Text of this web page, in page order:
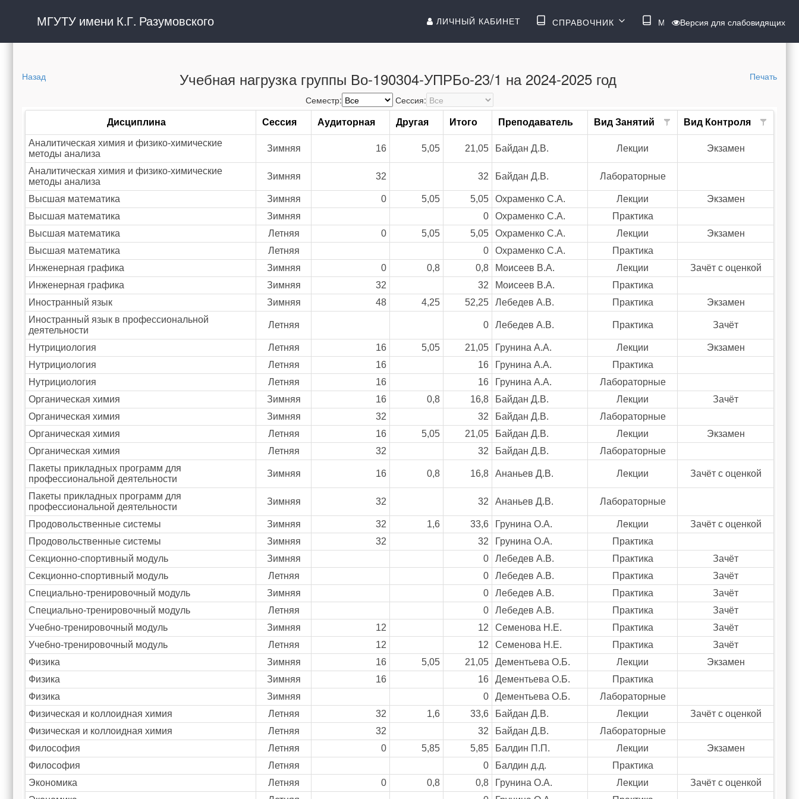
МГУТУ имени К.Г. Разумовского ЛИЧНЫЙ КАБИНЕТ СПРАВОЧНИК МЕНЮ ВОЙТИ
Версия для слабовидящих
Назад Учебная нагрузка группы Во-190304-УПРБо-23/1 на 2024-2025 год
Печать
Семестр:
Сессия:
Дисциплина Сессия Аудиторная Другая Итого Преподаватель Вид Занятий Вид Контроля
Аналитическая химия и физико-химические
методы анализа
Зимняя 16 5,05 21,05 Байдан Д.В. Лекции Экзамен
Аналитическая химия и физико-химические
методы анализа
Зимняя 32 32 Байдан Д.В. Лабораторные
Высшая математика Зимняя 0 5,05 5,05 Охраменко С.А. Лекции
Экзамен
Высшая математика
Зимняя 0 Охраменко С.А.
Практика
Высшая математика
Летняя 0 5,05 5,05 Охраменко С.А. Лекции
Экзамен
Высшая математика
Летняя 0 Охраменко С.А.
Практика
Инженерная графика
Зимняя 0 0,8 0,8 Моисеев В.А. Лекции
Зачёт с оценкой
Инженерная графика
Зимняя 32 32 Моисеев В.А.
Практика
Иностранный язык
Зимняя 48 4,25 52,25 Лебедев А.В. Практика
Экзамен
Иностранный язык в профессиональной
деятельности
Летняя 0 Лебедев А.В. Практика Зачёт
Нутрициология Летняя 16 5,05 21,05 Грунина А.А. Лекции
Экзамен
Нутрициология
Летняя 16 16 Грунина А.А.
Практика
Нутрициология
Летняя 16 16 Грунина А.А.
Лабораторные
Органическая химия
Зимняя 16 0,8 16,8 Байдан Д.В. Лекции
Зачёт
Органическая химия
Зимняя 32 32 Байдан Д.В.
Лабораторные
Органическая химия
Летняя 16 5,05 21,05 Байдан Д.В. Лекции
Экзамен
Органическая химия
Летняя 32 32 Байдан Д.В.
Лабораторные
Пакеты прикладных программ для
профессиональной деятельности
Зимняя 16 0,8 16,8 Ананьев Д.В. Лекции Зачёт с оценкой
Пакеты прикладных программ для
профессиональной деятельности
Зимняя 32 32 Ананьев Д.В. Лабораторные
Продовольственные системы Зимняя 32 1,6 33,6 Грунина О.А. Лекции
Зачёт с оценкой
Продовольственные системы
Зимняя 32 32 Грунина О.А.
Практика
Секционно-спортивный модуль
Зимняя 0 Лебедев А.В. Практика
Зачёт
Секционно-спортивный модуль
Летняя 0 Лебедев А.В. Практика
Зачёт
Специально-тренировочный модуль
Зимняя 0 Лебедев А.В. Практика
Зачёт
Специально-тренировочный модуль
Летняя 0 Лебедев А.В. Практика
Зачёт
Учебно-тренировочный модуль
Зимняя 12 12 Семенова Н.Е. Практика
Зачёт
Учебно-тренировочный модуль
Летняя 12 12 Семенова Н.Е. Практика
Зачёт
Физика
Зимняя 16 5,05 21,05 Дементьева О.Б. Лекции
Экзамен
Физика
Зимняя 16 16 Дементьева О.Б.
Практика
Физика
Зимняя 0 Дементьева О.Б.
Лабораторные
Физическая и коллоидная химия
Летняя 32 1,6 33,6 Байдан Д.В. Лекции
Зачёт с оценкой
Физическая и коллоидная химия
Летняя 32 32 Байдан Д.В.
Лабораторные
Философия
Летняя 0 5,85 5,85 Балдин П.П. Лекции
Экзамен
Философия
Летняя 0 Балдин д.д.
Практика
Экономика
Летняя 0 0,8 0,8 Грунина О.А. Лекции
Зачёт с оценкой